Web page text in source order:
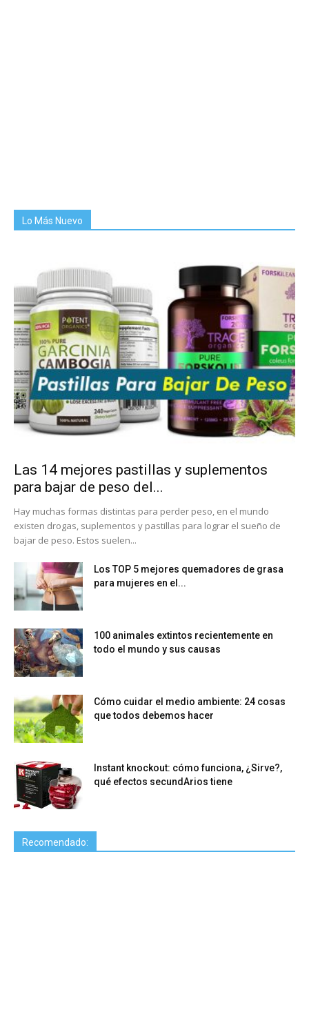
Lo Más Nuevo
Las 14 mejores pastillas y suplementos
para bajar de peso del...
Hay muchas formas distintas para perder peso, en el mundo
existen drogas, suplementos y pastillas para lograr el sueño de
bajar de peso. Estos suelen...
Los TOP 5 mejores quemadores de grasa
para mujeres en el...
100 animales extintos recientemente en
todo el mundo y sus causas
Cómo cuidar el medio ambiente: 24 cosas
que todos debemos hacer
Instant knockout: cómo funciona, ¿Sirve?,
qué efectos secundArios tiene
Recomendado: